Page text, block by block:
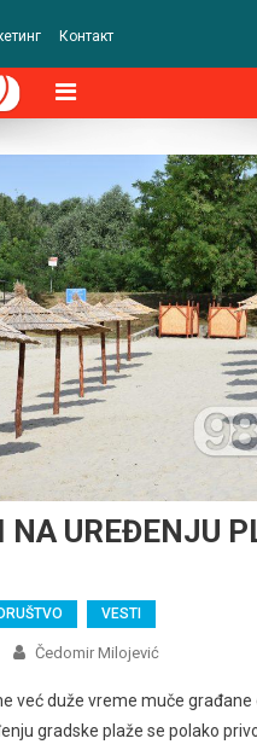
Контакт
NA UREĐENJU
DRUŠTVO VESTI
Čedomir Milojević
već duže vreme muče
gradske plaže se polako